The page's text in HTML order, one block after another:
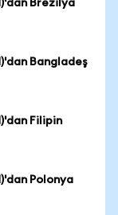
Brezilya
Bangladeş
Filipin
Polonya